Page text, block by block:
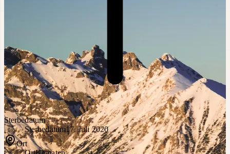
Sterbedatum
Sterbedatum17. Juli 2020
Ort